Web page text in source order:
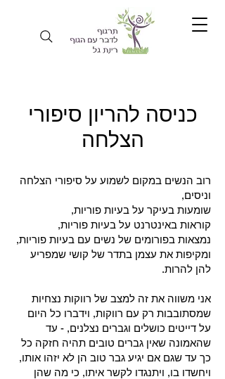
כניסה להריון סיפורי
הצלחה
רוב הנשים במקום לשמוע על סיפורי הצלחה
וניסים,
שומעות בעיקר על בעיות פוריות,
קוראות באינטרנט על בעיות פוריות,
נמצאות בפורומים של נשים עם בעיות פוריות,
ומקיפות את עצמן בתדר של קושי שמפריע
להן להרות.
אני משווה את זה למצב של רווקות נצחיות
שמסתובבות רק עם רווקות, וידברו כל היום
על דייטים כושלים וגברים נצלנים, - עד
שהאמונה שאין גברים טובים תהיה חזקה כל
כך עד שגם אם יגיע גבר טוב הן לא יזהו אותו,
ויחשדו בו, ויתנגדו לקשר איתו, כי מה שהן